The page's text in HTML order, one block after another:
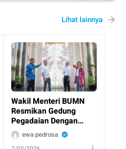
Lihat lainnya
Wakil Menteri BUMN
Resmikan Gedung
Pegadaian Dengan
Konsep Green Building
Di Kramat Raya
ewa pedrosa